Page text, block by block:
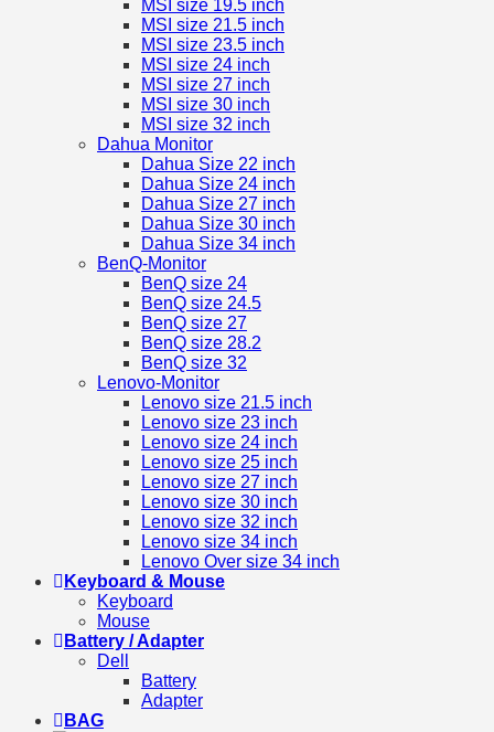
MSI size 19.5 inch
MSI size 21.5 inch
MSI size 23.5 inch
MSI size 24 inch
MSI size 27 inch
MSI size 30 inch
MSI size 32 inch
Dahua Monitor
Dahua Size 22 inch
Dahua Size 24 inch
Dahua Size 27 inch
Dahua Size 30 inch
Dahua Size 34 inch
BenQ-Monitor
BenQ size 24
BenQ size 24.5
BenQ size 27
BenQ size 28.2
BenQ size 32
Lenovo-Monitor
Lenovo size 21.5 inch
Lenovo size 23 inch
Lenovo size 24 inch
Lenovo size 25 inch
Lenovo size 27 inch
Lenovo size 30 inch
Lenovo size 32 inch
Lenovo size 34 inch
Lenovo Over size 34 inch
Keyboard & Mouse
Keyboard
Mouse
Battery / Adapter
Dell
Battery
Adapter
BAG